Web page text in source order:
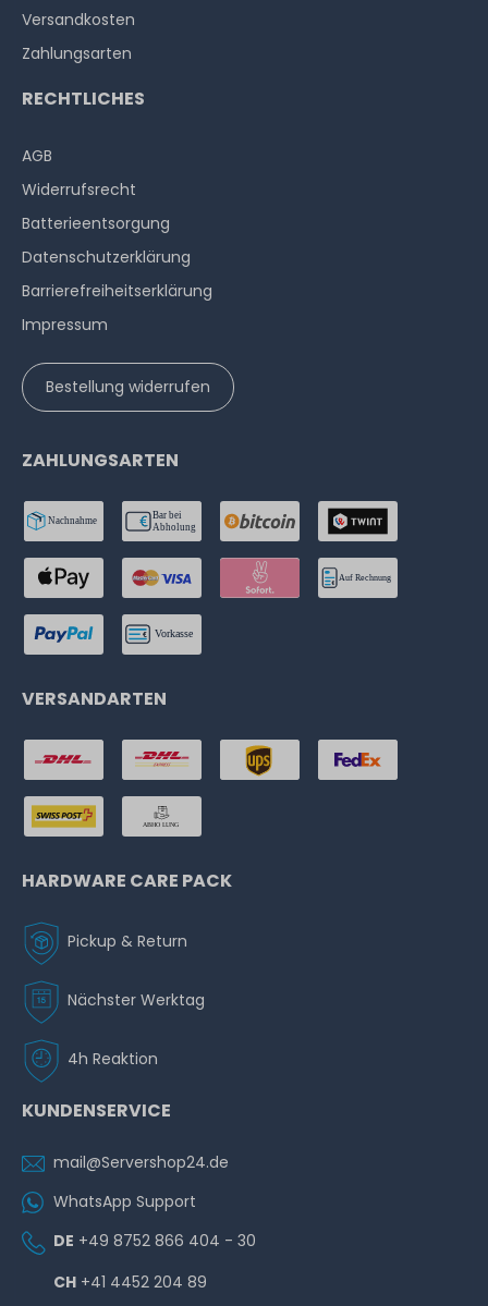
Versandkosten
Zahlungsarten
RECHTLICHES
AGB
Widerrufs­recht
Batterieentsorgung
Datenschutzerklärung
Barrierefreiheitserklärung
Impressum
Bestellung widerrufen
ZAHLUNGSARTEN
VERSANDARTEN
HARDWARE CARE PACK
Pickup & Return
Nächster Werktag
4h Reaktion
KUNDENSERVICE
mail@Servershop24.de
WhatsApp Support
DE +49 8752 866 404 - 30
CH +41 4452 204 89